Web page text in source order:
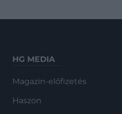
HG MEDIA
Magazin-előfizetés
Haszon